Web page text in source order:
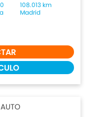
108.013 km
Madrid